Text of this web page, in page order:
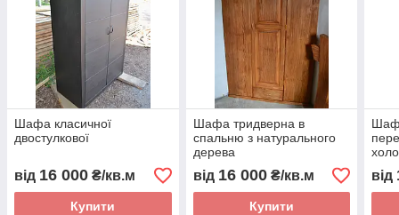
Шафа класичної
двостулкової
від 16 000 ₴/кв.м
Купити
Шафа тридверна в
спальню з натурального
дерева
від 16 000₴/кв.м
Купити
від